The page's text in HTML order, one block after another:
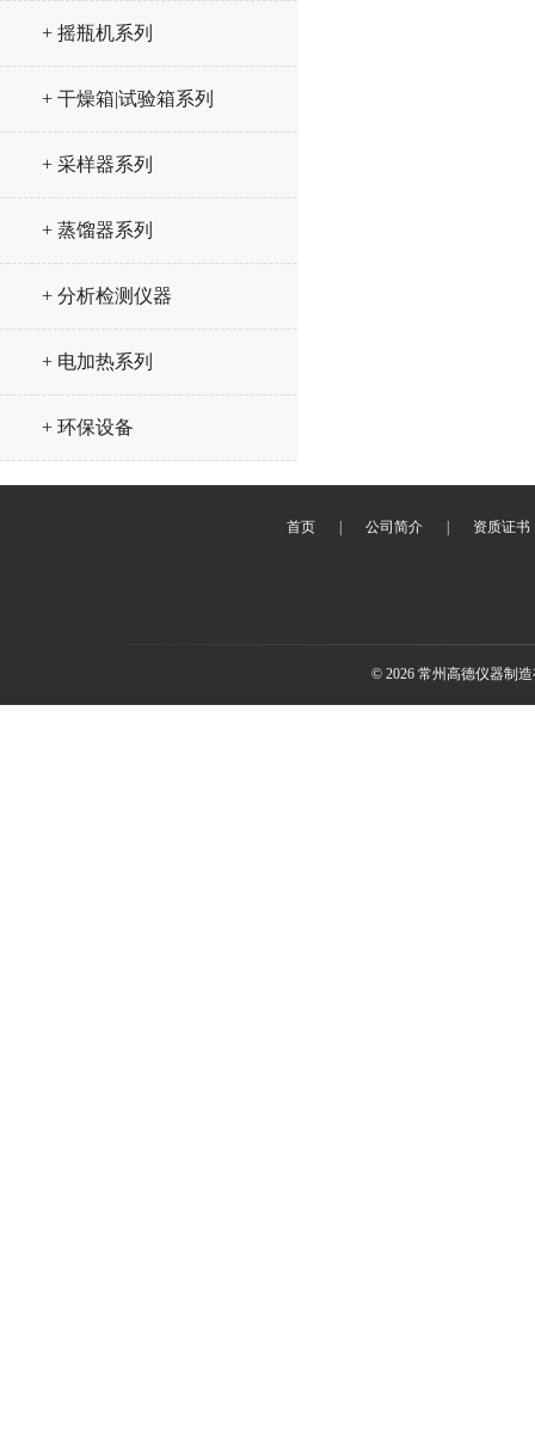
+ 摇瓶机系列
+ 干燥箱|试验箱系列
+ 采样器系列
+ 蒸馏器系列
+ 分析检测仪器
+ 电加热系列
+ 环保设备
首页 公司简介 资质证书
© 2026 常州高德仪器制